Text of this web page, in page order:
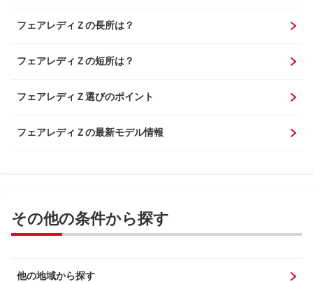
フェアレディＺの長所は？
フェアレディＺの短所は？
フェアレディＺ選びのポイント
フェアレディＺの最新モデル情報
その他の条件から探す
他の地域から探す